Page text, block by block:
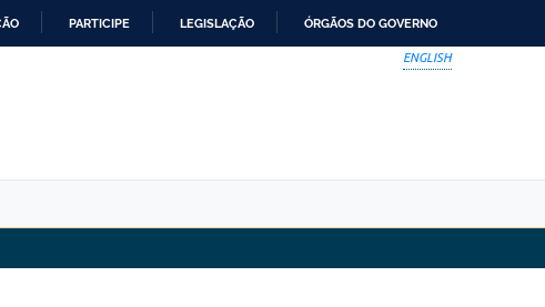
PARTICIPE LEGISLAÇÃO ÓRGÃOS DO GOVERNO
ENGLISH